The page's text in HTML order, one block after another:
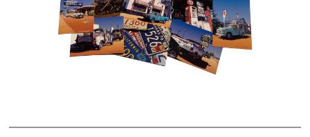
キャンバスアート_Fサイズ
F20号 ラージ 727x606mm
F10号 スタンダード 530x455mm